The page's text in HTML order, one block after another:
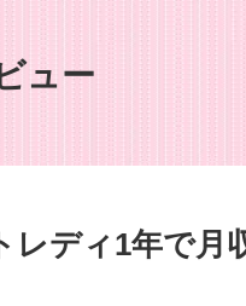
ュー
レディ1年で月